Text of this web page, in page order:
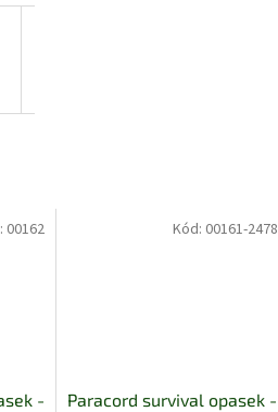
-
00162
Paracord survival opasek -
Kód: 00161-2478